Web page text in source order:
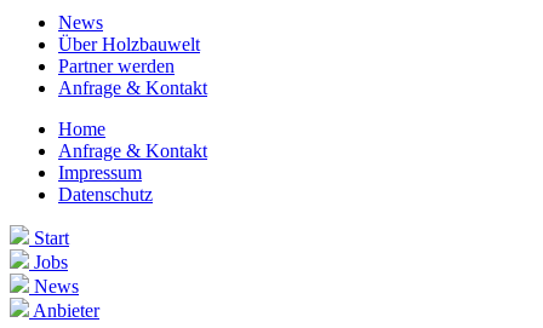
News
Über Holzbauwelt
Partner werden
Anfrage & Kontakt
Home
Anfrage & Kontakt
Impressum
Datenschutz
Start
Jobs
News
Anbieter